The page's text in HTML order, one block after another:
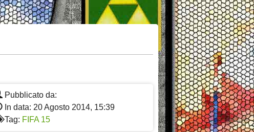
Pubblicato da:
In data: 20 Agosto 2014, 15:39
Tag: FIFA 15